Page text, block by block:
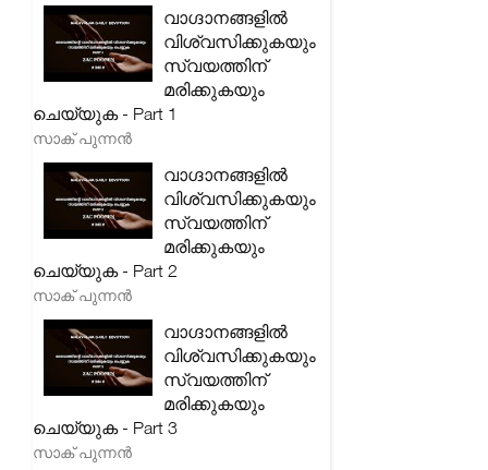
വാഗ്ദാനങ്ങളിൽ
വിശ്വസിക്കുകയും
സ്വയത്തിന്
മരിക്കുകയും
ചെയ്യുക - Part 1
സാക് പുന്നൻ
വാഗ്ദാനങ്ങളിൽ
വിശ്വസിക്കുകയും
സ്വയത്തിന്
മരിക്കുകയും
ചെയ്യുക - Part 2
സാക് പുന്നൻ
വാഗ്ദാനങ്ങളിൽ
വിശ്വസിക്കുകയും
സ്വയത്തിന്
മരിക്കുകയും
ചെയ്യുക - Part 3
സാക് പുന്നൻ